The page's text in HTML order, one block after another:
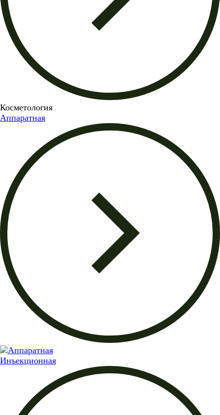
Косметология
Аппаратная
Инъекционная